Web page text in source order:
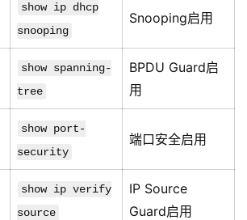
show ip dhcp
snooping
Snooping启用
show spanning-
tree
BPDU Guard启
用
show port-
security
端口安全启用
show ip verify
source
IP Source
Guard启用